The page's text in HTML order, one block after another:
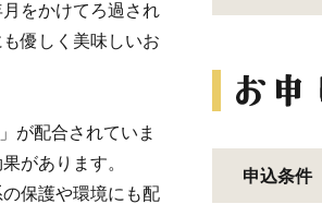
をかけてろ過され
優しく美味しいお
が配合されていま
があります。
保護や環境にも配
申込条件